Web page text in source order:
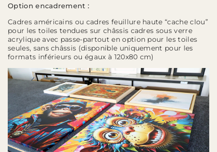
Option encadrement :
Cadres américains ou cadres feuillure haute “cache clou”
pour les toiles tendues sur châssis cadres sous verre
acrylique avec passe-partout en option pour les toiles
seules, sans châssis (disponible uniquement pour les
formats inférieurs ou égaux à 120x80 cm)